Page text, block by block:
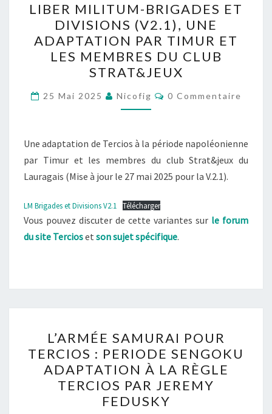
MILITUM-
BRIGADES
ET
DIVISIONS
(V2.1),
UNE
ADAPTATION
TIMUR
ET
LES
DU
CLUB
STRAT&JEUX
LIBER MILITUM-BRIGADES ET
DIVISIONS (V2.1), UNE
ADAPTATION PAR TIMUR ET
LES MEMBRES DU CLUB
STRAT&JEUX
25 Mai 2025 Nicofig Commentaires
0 Commentaire
Une adaptation de Tercios à la période napoléonienne
par Timur et les membres du club Strat&jeux du
Lauragais (Mise à jour le 27 mai 2025 pour la V.2.1).
LM Brigades et Divisions V2.1 Télécharger
Vous pouvez discuter de cette variantes sur le forum
du site Tercioset son sujet spécifique.
SAMURAI
POUR
TERCIOS
:
PERIODE
L’ARMÉE SAMURAI POUR
TERCIOS : PERIODE SENGOKU
ADAPTATION À LA RÈGLE
TERCIOS PAR JEREMY
FEDUSKY